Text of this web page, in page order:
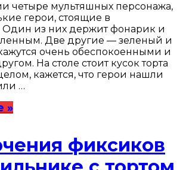
четыре мультяшных персонажа,
герои, стоящие в
Один из них держит фонарик и
Две другие — зеленый и
очень обеспокоенными и
На столе стоит кусок торта
кажется, что герои нашли
…
»
фиксиков